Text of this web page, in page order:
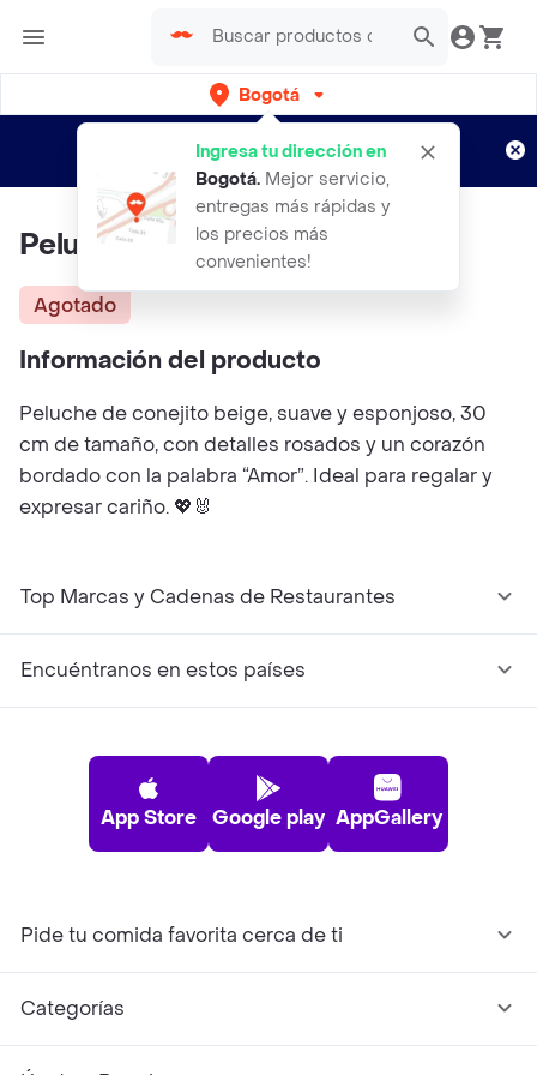
Bogotá
Ingresa tu dirección en
Bogotá. Mejor servicio,
entregas más rápidas y
los precios más
convenientes!
envíos gratis por semanas
Aplican TyC
Peluche Conejito
Agotado
Información del producto
Peluche de conejito beige, suave y esponjoso, 30
cm de tamaño, con detalles rosados y un corazón
bordado con la palabra “Amor”. Ideal para regalar y
expresar cariño. 💖🐰
Top Marcas y Cadenas de Restaurantes
Encuéntranos en estos países
App Store Google play AppGallery
Pide tu comida favorita cerca de ti
Categorías